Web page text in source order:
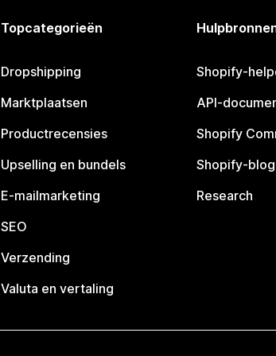
Topcategorieën
Dropshipping
Marktplaatsen
Productrecensies
Upselling en bundels
E-mailmarketing
SEO
Verzending
Valuta en vertaling
Shopify-
API-
Shopify
Shopify-blog
Research